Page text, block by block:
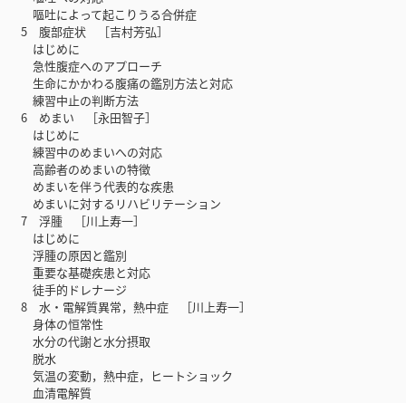
嘔吐によって起こりうる合併症
5 腹部症状 ［吉村芳弘］
はじめに
急性腹症へのアプローチ
生命にかかわる腹痛の鑑別方法と対応
練習中止の判断方法
6 めまい ［永田智子］
はじめに
練習中のめまいへの対応
高齢者のめまいの特徴
めまいを伴う代表的な疾患
めまいに対するリハビリテーション
7 浮腫 ［川上寿一］
はじめに
浮腫の原因と鑑別
重要な基礎疾患と対応
徒手的ドレナージ
8 水・電解質異常，熱中症 ［川上寿一］
身体の恒常性
水分の代謝と水分摂取
脱水
気温の変動，熱中症，ヒートショック
血清電解質